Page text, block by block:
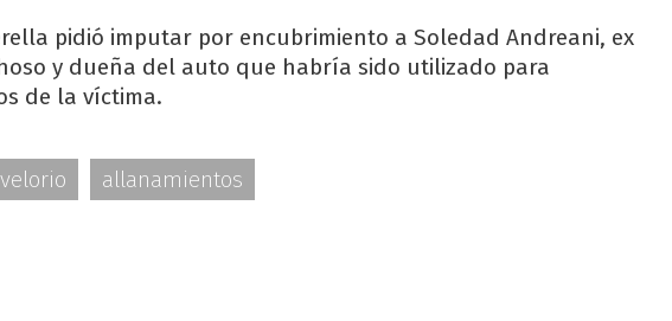
pidió imputar por encubrimiento a Soledad Andreani, ex
y dueña del auto que habría sido utilizado para
de la víctima.
velorio allanamientos